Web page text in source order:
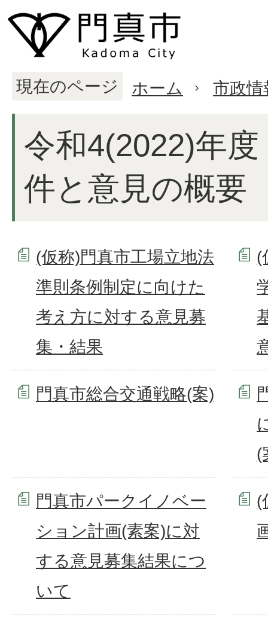
現在のページ ホーム 市政情
令和4(2022)年
件と意見の概要
(仮称)門真市工場立地法
準則条例制定に向けた
考え方に対する意見募
集・結果
(
門真市総合交通戦略(案)
(
門真市パークイノベー
ション計画(素案)に対
する意見募集結果につ
いて
(